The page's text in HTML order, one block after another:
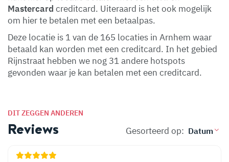
Mastercard creditcard. Uiteraard is het ook mogelijk
om hier te betalen met een betaalpas.
Deze locatie is 1 van de 165 locaties in Arnhem waar
betaald kan worden met een creditcard. In het gebied
Rijnstraat hebben we nog 31 andere hotspots
gevonden waar je kan betalen met een creditcard.
DIT ZEGGEN ANDEREN
Reviews Gesorteerd op: